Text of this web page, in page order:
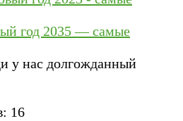
год 2035 — самые
у нас долгожданный
16